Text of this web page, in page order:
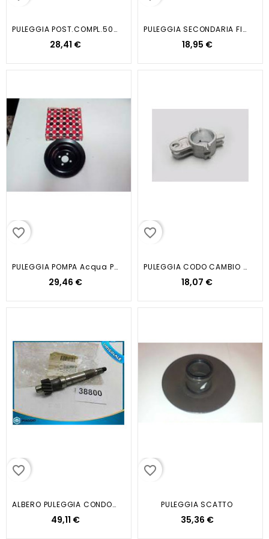
PULEGGIA POST.COMPL.50-100...
28,41 €
PULEGGIA SECONDARIA FISSA CENTRO...
18,95 €
favorite_border
PULEGGIA POMPA Acqua PORTER 1000...
29,46 €
favorite_border
PULEGGIA CODO CAMBIO E...
18,07 €
favorite_border
ALBERO PULEGGIA CONDOTTA ZIP SP
49,11 €
favorite_border
PULEGGIA SCATTO
35,36 €